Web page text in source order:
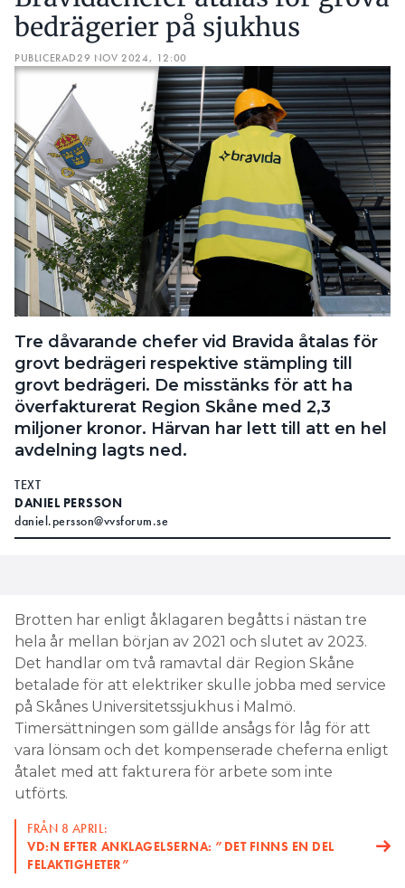
bedrägerier på sjukhus
PUBLICERAD29 NOV 2024, 12:00
Tre dåvarande chefer vid Bravida åtalas för
grovt bedrägeri respektive stämpling till
grovt bedrägeri. De misstänks för att ha
överfakturerat Region Skåne med 2,3
miljoner kronor. Härvan har lett till att en hel
avdelning lagts ned.
TEXT
DANIEL PERSSON
daniel.persson@vvsforum.se
Brotten har enligt åklagaren begåtts i nästan tre
hela år mellan början av 2021 och slutet av 2023.
Det handlar om två ramavtal där Region Skåne
betalade för att elektriker skulle jobba med service
på Skånes Universitetssjukhus i Malmö.
Timersättningen som gällde ansågs för låg för att
vara lönsam och det kompenserade cheferna enligt
åtalet med att fakturera för arbete som inte
utförts.
FRÅN 8 APRIL:
VD:N EFTER ANKLAGELSERNA: ”DET FINNS EN DEL
FELAKTIGHETER”